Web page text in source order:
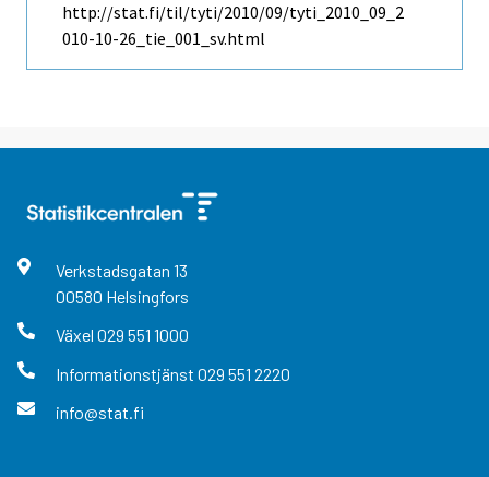
http://stat.fi/til/tyti/2010/09/tyti_2010_09_2
010-10-26_tie_001_sv.html
Verkstadsgatan 13
00580 Helsingfors
Växel 029 551 1000
Informationstjänst 029 551 2220
info@stat.fi